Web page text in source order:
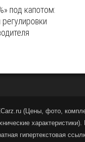
под капотом:
(Цены, фото,
характеристики).
гипертекстовая